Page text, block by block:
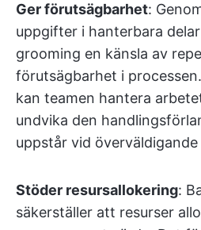
Ger förutsägbarhet:
uppgifter i hanterbara
grooming en känsla av
förutsägbarhet i
kan teamen hantera
undvika den
uppstår vid
Stöder resursallokering:
säkerställer att resurser